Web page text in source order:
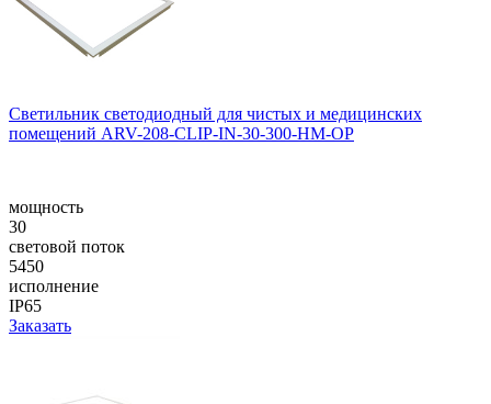
Светильник светодиодный для чистых и медицинских
помещений ARV-208-CLIP-IN-30-300-НM-OP
мощность
30
световой поток
5450
исполнение
IP65
Заказать